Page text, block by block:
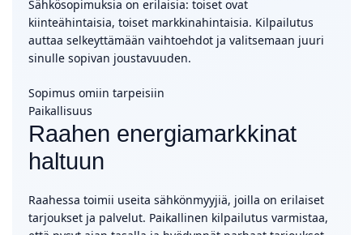
Sähkösopimuksia on erilaisia: toiset ovat
kiinteähintaisia, toiset markkinahintaisia. Kilpailutus
auttaa selkeyttämään vaihtoehdot ja valitsemaan juuri
sinulle sopivan joustavuuden.
Sopimus omiin tarpeisiin
Paikallisuus
Raahen energiamarkkinat
haltuun
Raahessa toimii useita sähkönmyyjiä, joilla on erilaiset
tarjoukset ja palvelut. Paikallinen kilpailutus varmistaa,